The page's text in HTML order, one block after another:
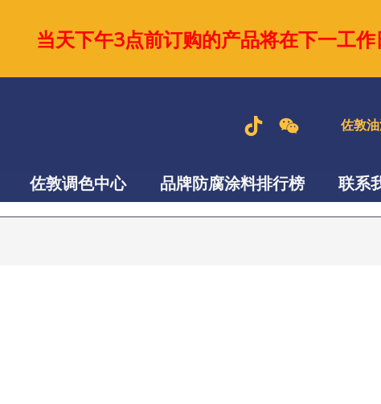
当天下午3点前订购的产品将在下一工作
佐敦
佐敦调色中心 品牌防腐涂料排行榜 联系